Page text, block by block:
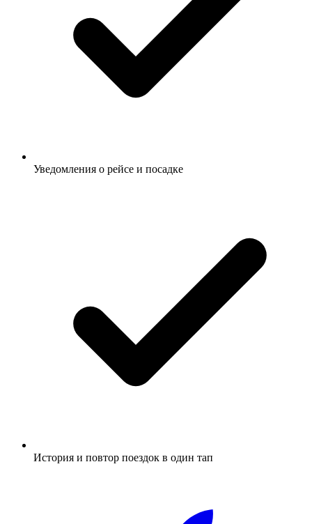
Уведомления о рейсе и посадке
История и повтор поездок в один тап